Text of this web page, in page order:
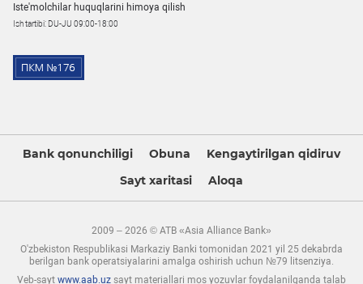
Iste'molchilar huquqlarini himoya qilish
Ish tartibi: DU-JU 09:00-18:00
Bank qonunchiligi Obuna
Kengaytirilgan qidiruv
Sayt xaritasi
Aloqa
2009 – 2026 © ATB «Asia Alliance Bank»
O'zbekiston Respublikasi Markaziy Banki tomonidan 2021 yil 25 dekabrda
berilgan bank operatsiyalarini amalga oshirish uchun №79 litsenziya.
Veb-sayt www.aab.uz sayt materiallari mos yozuvlar foydalanilganda talab